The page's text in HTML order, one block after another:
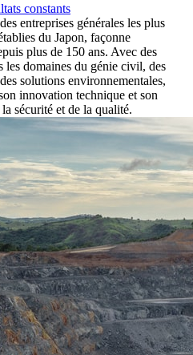
constants
entreprises générales les plus
du Japon, façonne
plus de 150 ans. Avec des
les domaines du génie civil, des
solutions environnementales,
innovation technique et son
sécurité et de la qualité.